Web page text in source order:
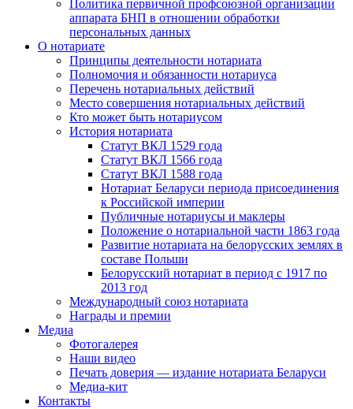
Политика первичной профсоюзной организации
аппарата БНП в отношении обработки
персональных данных
О нотариате
Принципы деятельности нотариата
Полномочия и обязанности нотариуса
Перечень нотариальных действий
Место совершения нотариальных действий
Кто может быть нотариусом
История нотариата
Статут ВКЛ 1529 года
Статут ВКЛ 1566 года
Статут ВКЛ 1588 года
Нотариат Беларуси периода присоединения
к Российской империи
Публичные нотариусы и маклеры
Положение о нотариальной части 1863 года
Развитие нотариата на белорусских землях в
составе Польши
Белорусский нотариат в период с 1917 по
2013 год
Международный союз нотариата
Награды и премии
Медиа
Фотогалерея
Наши видео
Печать доверия — издание нотариата Беларуси
Медиа-кит
Контакты